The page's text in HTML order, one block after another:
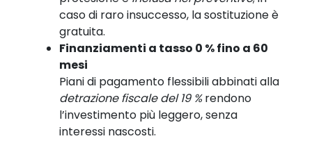
caso di raro insuccesso, la sostituzione è
gratuita.
Finanziamenti a tasso 0 % fino a 60
mesi
Piani di pagamento flessibili abbinati alla
detrazione fiscale del 19 %rendono
l’investimento più leggero, senza
interessi nascosti.